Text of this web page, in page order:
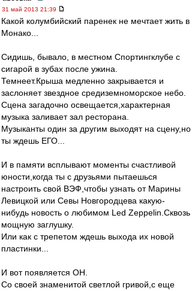
31 май 2013 21:39
Какой колумбийский паренек не мечтает жить в
Монако...
Сидишь, бывало, в местном Спортингклубе с
сигарой в зубах после ужина.
Темнеет.Крыша медленно закрывается и
заслоняет звездное средиземноморское небо.
Сцена загадочно освещается,характерная
музыка заливает зал ресторана.
Музыканты один за другим выходят на сцену,но
ты ждешь ЕГО...
И в памяти всплывают моменты счастливой
юности,когда ты c друзьями пытаешься
настроить свой ВЭФ,чтобы узнать от Марины
Левицкой или Севы Новгородцева какую-
нибудь новость о любимом Led Zeppelin.Сквозь
мощную заглушку.
Или как с трепетом ждешь выхода их новой
пластинки...
И вот появляется ОН.
Со своей знаменитой светлой гривой,с еще